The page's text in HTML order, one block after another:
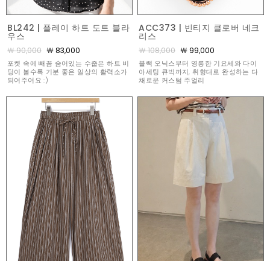
BL242 | 플레이 하트 도트 블라
우스
￦ 90,000 ￦ 83,000
포켓 속에 빼꼼 숨어있는 수줍은 하트 비
딩이 볼수록 기분 좋은 일상의 활력소가
되어주어요 :)
ACC373 | 빈티지 클로버 네크
리스
￦ 108,000 ￦ 99,000
블랙 오닉스부터 영롱한 기요세와 다이
아세팅 큐빅까지, 취향대로 완성하는 다
채로운 커스텀 주얼리